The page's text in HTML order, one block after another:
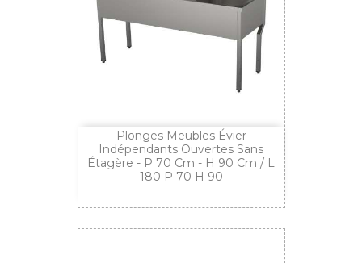
Plonges Meubles Évier
Indépendants Ouvertes Sans
Étagère - P 70 Cm - H 90 Cm / L
180 P 70 H 90